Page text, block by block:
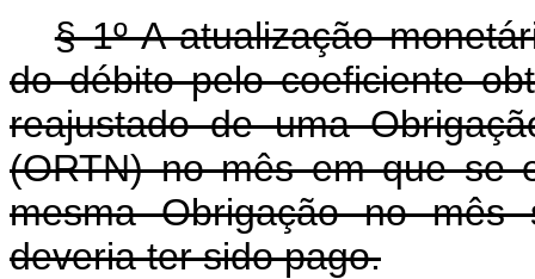
§ 1º A atualização
do débito pelo coeficiente
reajustado de uma
(ORTN) no mês em que se
mesma Obrigação no
deveria ter sido pago.